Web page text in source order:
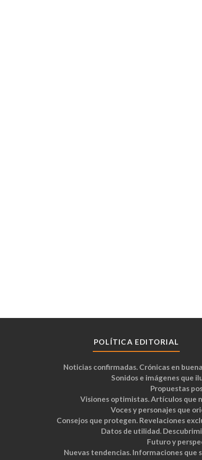
POLÍTICA EDITORIAL
Noticias confirmadas. Crónicas en
Sonidos e imágenes que
Propuestas
Visiones optimistas. Artículos que
Voces y personajes que
Consejos que protegen. Revelaciones
Datos de utilidad.
Futuro y
Nuevas tendencias. Informaciones que